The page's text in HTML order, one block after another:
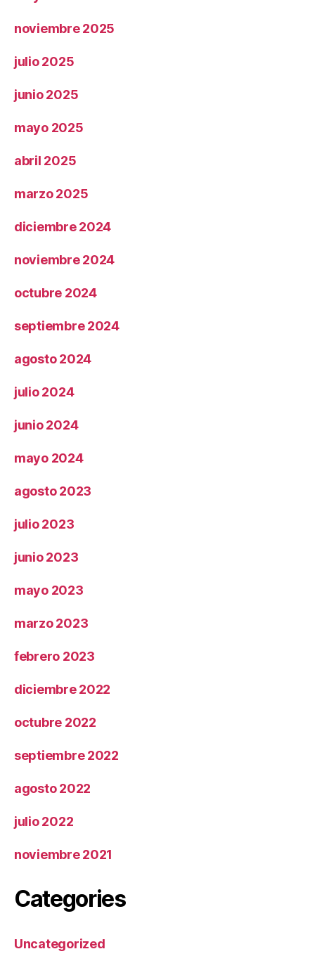
noviembre 2025
julio 2025
junio 2025
mayo 2025
abril 2025
marzo 2025
diciembre 2024
noviembre 2024
octubre 2024
septiembre 2024
agosto 2024
julio 2024
junio 2024
mayo 2024
agosto 2023
julio 2023
junio 2023
mayo 2023
marzo 2023
febrero 2023
diciembre 2022
octubre 2022
septiembre 2022
agosto 2022
julio 2022
noviembre 2021
Categories
Uncategorized